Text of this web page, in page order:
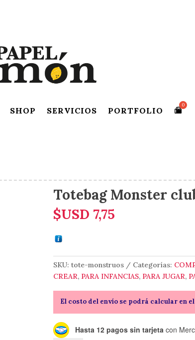
SHOP SERVICIOS PORTFOLIO
Totebag Monster
$USD 7,75
SKU:tote-monstruos Categorías:
CREAR, PARA INFANCIAS, PARA JUGAR,
El costo del envío se podrá calcular en
Hasta 12 pagos sin tarjeta con